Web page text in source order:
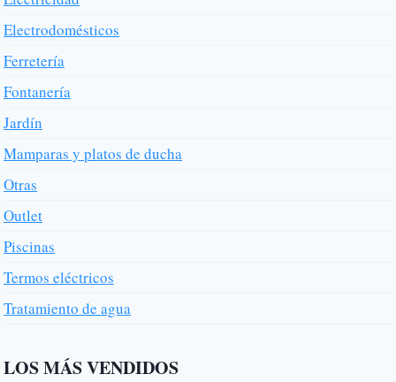
Electrodomésticos
Ferretería
Fontanería
Jardín
Mamparas y platos de ducha
Otras
Outlet
Piscinas
Termos eléctricos
Tratamiento de agua
LOS MÁS VENDIDOS